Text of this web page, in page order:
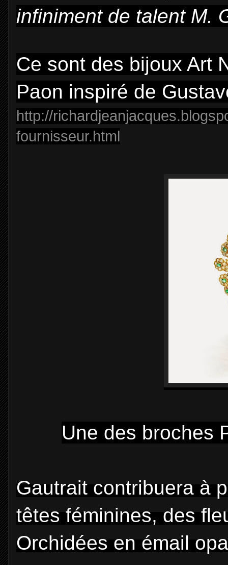
infiniment de talent M.
Ce sont des bijoux Art
Paon inspiré de
http://
fournisseur.html
Une des broches
Gautrait contribuera à
têtes féminines, des
Orchidées en émail